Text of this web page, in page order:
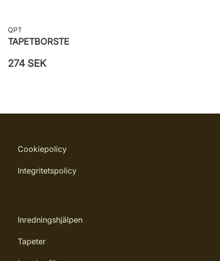
QPT
TAPETBORSTE
274 SEK
Cookiepolicy
Integritetspolicy
Inredningshjälpen
Tapeter